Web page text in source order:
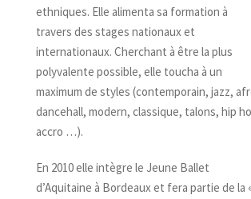
ethniques. Elle alimenta sa formation à
travers des stages nationaux et
internationaux. Cherchant à être la plus
polyvalente possible, elle toucha à un
maximum de styles (contemporain, jazz,
dancehall, modern, classique, talons, hip
accro …).
En 2010 elle intègre le Jeune Ballet
d’Aquitaine à Bordeaux et fera partie de la